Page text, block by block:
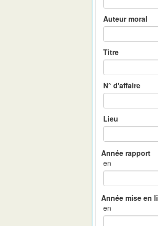
Auteur moral
Titre
N° d'affaire
Lieu
en
en